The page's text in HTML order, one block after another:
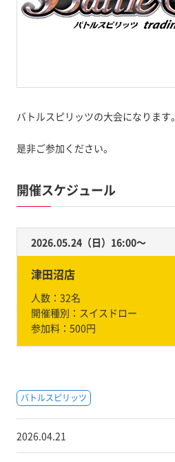
バトルスピリッツの大会になります。
是非ご参加ください。
開催スケジュール
2026.05.24（日）16:00〜
津田沼店
人数： 32名
開催種別： スイスドロー
参加料： 500円
バトルスピリッツ
2026.04.21